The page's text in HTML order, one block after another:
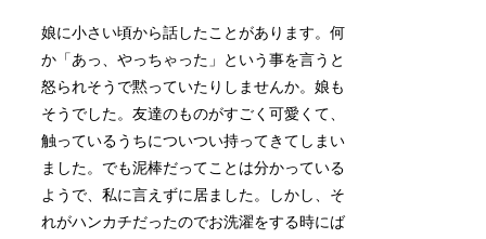
娘に小さい頃から話したことがあります。何
か「あっ、やっちゃった」という事を言うと
怒られそうで黙っていたりしませんか。娘も
そうでした。友達のものがすごく可愛くて、
触っているうちについつい持ってきてしまい
ました。でも泥棒だってことは分かっている
ようで、私に言えずに居ました。しかし、そ
れがハンカチだったのでお洗濯をする時にば